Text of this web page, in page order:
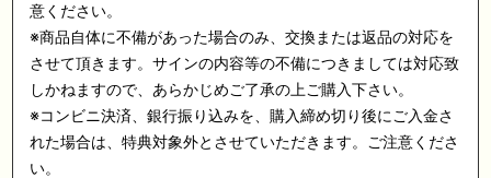
意ください。
※商品自体に不備があった場合のみ、交換または返品の対応を
させて頂きます。サインの内容等の不備につきましては対応致
しかねますので、あらかじめご了承の上ご購入下さい。
※コンビニ決済、銀行振り込みを、購入締め切り後にご入金さ
れた場合は、特典対象外とさせていただきます。ご注意くださ
い。